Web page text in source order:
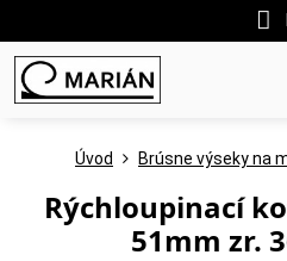
Úvod Brúsne výseky na
Rýchloupinací
51mm zr.